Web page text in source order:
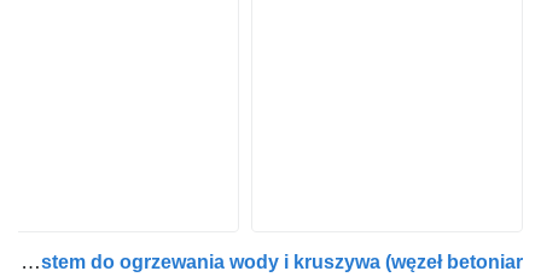
Kontenerowy system do ogrzewania wody i kruszywa (węzeł betoniar